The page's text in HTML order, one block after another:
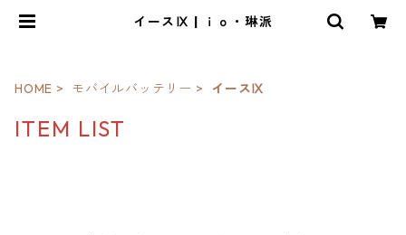
イースⅨ | ｉｏ・琳派
HOME モバイルバッテリー イースⅨ
ITEM LIST